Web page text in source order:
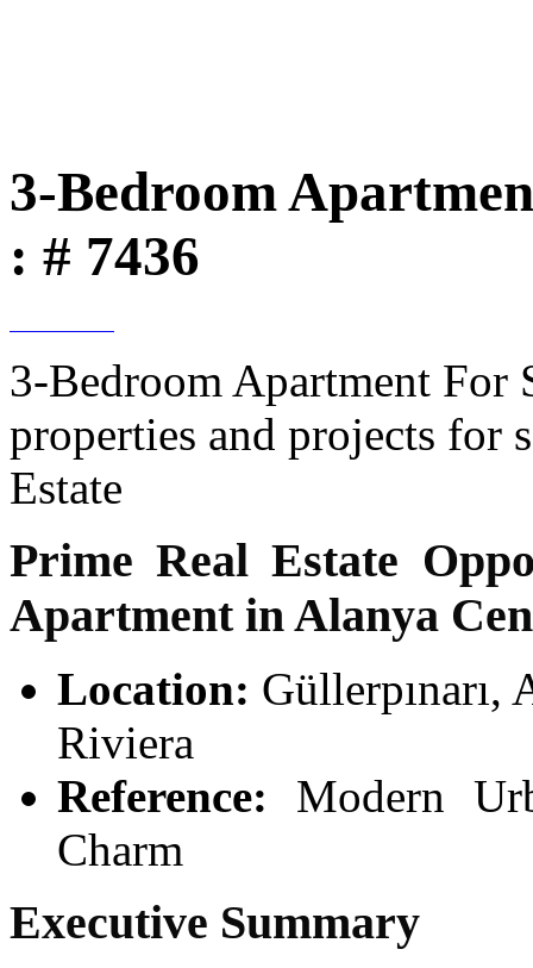
3-Bedroom
: # 7436
3-Bedroom Apartment For
properties and projects for
Estate
Prime Real Estate
Apartment in Alanya
Location: Güllerpınarı,
Riviera
Reference: Modern
Charm
Executive Summary